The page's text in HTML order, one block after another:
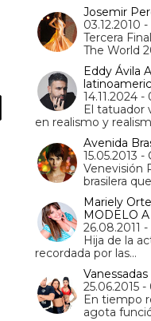
Josemir
03.12.2010
Tercera
The World
Eddy Ávila
14.11.2024
El tatuador
en realismo y
Avenida
15.05.2013
Venevisión
brasilera
Mariely
MODELO A
26.08.2011
Hija de la
recordada por las…
25.06.2015
En tiempo
agota